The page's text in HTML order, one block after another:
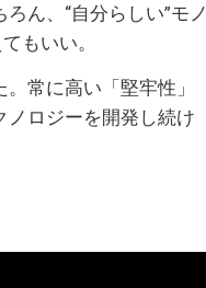
ん、“自分らしい”モノ
もいい。
常に高い「堅牢性」
ノロジーを開発し続け